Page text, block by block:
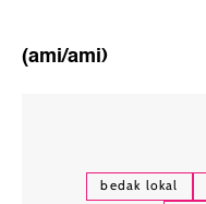
(ami/ami)
bedak lokal